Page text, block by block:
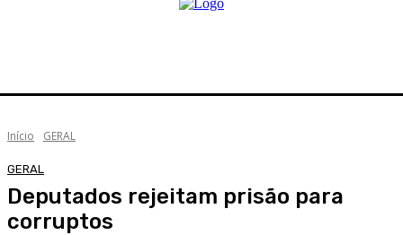
Início GERAL
GERAL
Deputados rejeitam prisão para
corruptos